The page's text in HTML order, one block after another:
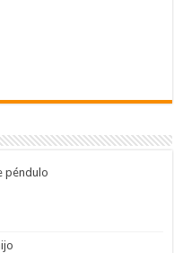
péndulo